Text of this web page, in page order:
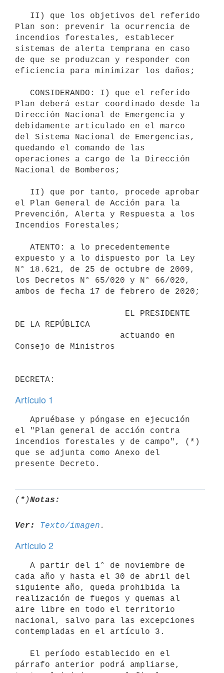
Plan son: prevenir la ocurrencia de
incendios forestales, establecer
sistemas de alerta temprana en caso
de que se produzcan y responder con
eficiencia para minimizar los daños;
Plan deberá estar coordinado desde la
Dirección Nacional de Emergencia y
debidamente articulado en el marco
del Sistema Nacional de Emergencias,
quedando el comando de las
operaciones a cargo de la Dirección
Nacional de Bomberos;
el Plan General de Acción para la
Prevención, Alerta y Respuesta a los
Incendios Forestales;
expuesto y a lo dispuesto por la Ley
N° 18.621, de 25 de octubre de 2009,
los Decretos N° 65/020 y N° 66/020,
ambos de fecha 17 de febrero de 2020;
DE LA REPÚBLICA
Consejo de Ministros
Artículo 1
el "Plan general de acción contra
incendios forestales y de campo", (*)
que se adjunta como Anexo del
presente Decreto.
(*)Notas:
Ver: Texto/imagen
Artículo 2
cada año y hasta el 30 de abril del
siguiente año, queda prohibida la
realización de fuegos y quemas al
aire libre en todo el territorio
nacional, salvo para las excepciones
contempladas en el artículo 3.
párrafo anterior podrá ampliarse,